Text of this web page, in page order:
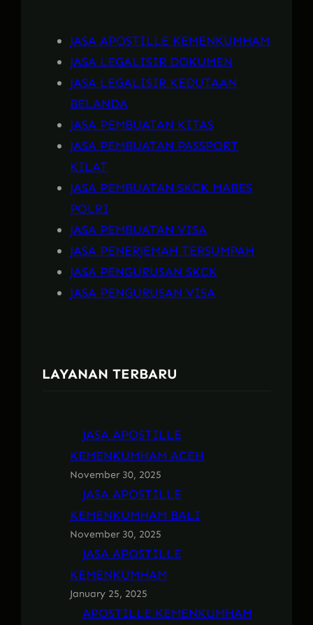
JASA APOSTILLE KEMENKUMHAM
JASA LEGALISIR DOKUMEN
JASA LEGALISIR KEDUTAAN
BELANDA
JASA PEMBUATAN KITAS
JASA PEMBUATAN PASSPORT
KILAT
JASA PEMBUATAN SKCK MABES
POLRI
JASA PEMBUATAN VISA
JASA PENERJEMAH TERSUMPAH
JASA PENGURUSAN SKCK
JASA PENGURUSAN VISA
LAYANAN TERBARU
JASA APOSTILLE
KEMENKUMHAM ACEH
November 30, 2025
JASA APOSTILLE
KEMENKUMHAM BALI
November 30, 2025
JASA APOSTILLE
KEMENKUMHAM
January 25, 2025
APOSTILLE KEMENKUMHAM